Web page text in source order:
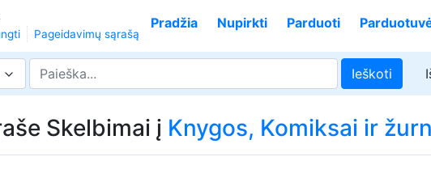
Pageidavimų sąrašą
Pradžia Nupirkti Parduoti
Ieškoti
Skelbimai į Knygos, Komiksai ir